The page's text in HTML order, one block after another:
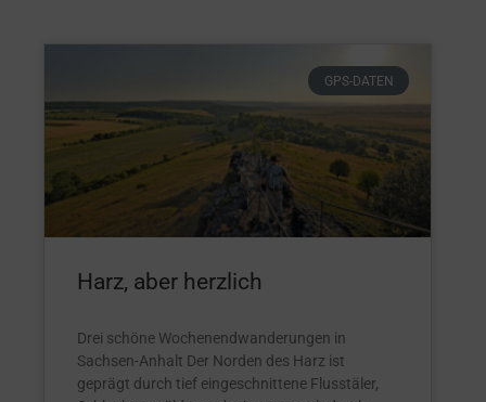
GPS-DATEN
Harz, aber herzlich
Drei schöne Wochenendwanderungen in
Sachsen-Anhalt Der Norden des Harz ist
geprägt durch tief eingeschnittene Flusstäler,